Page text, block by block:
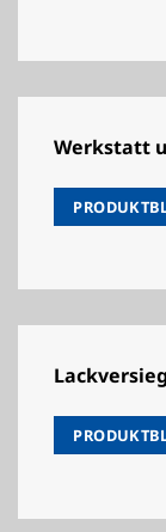
Werkstatt